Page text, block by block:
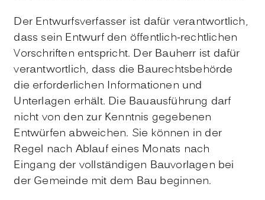
Der Entwurfsverfasser ist dafür verantwortlich,
dass sein Entwurf den öffentlich-rechtlichen
Vorschriften entspricht. Der Bauherr ist dafür
verantwortlich, dass die Baurechtsbehörde
die erforderlichen Informationen und
Unterlagen erhält. Die Bauausführung darf
nicht von den zur Kenntnis gegebenen
Entwürfen abweichen. Sie können in der
Regel nach Ablauf eines Monats nach
Eingang der vollständigen Bauvorlagen bei
der Gemeinde mit dem Bau beginnen.